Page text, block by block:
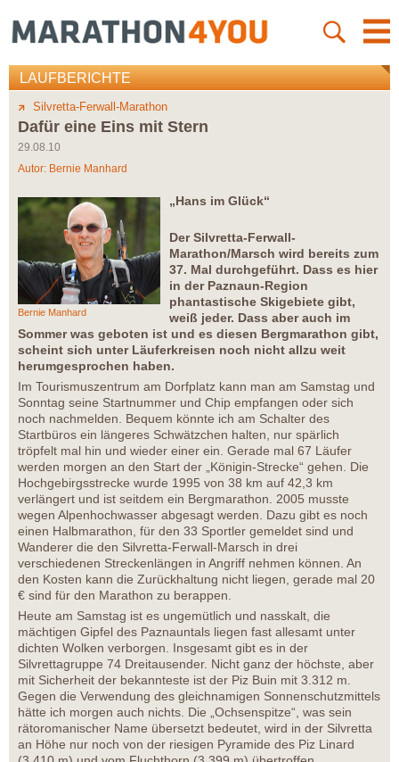
LAUFBERICHTE
Silvretta-Ferwall-Marathon
Dafür eine Eins mit Stern
29.08.10
Autor: Bernie Manhard
Bernie Manhard
„Hans im Glück“
Der Silvretta-Ferwall-
Marathon/Marsch wird bereits zum
37. Mal durchgeführt. Dass es hier
in der Paznaun-Region
phantastische Skigebiete gibt,
weiß jeder. Dass aber auch im
Sommer was geboten ist und es diesen Bergmarathon gibt,
scheint sich unter Läuferkreisen noch nicht allzu weit
herumgesprochen haben.
Im Tourismuszentrum am Dorfplatz kann man am Samstag und
Sonntag seine Startnummer und Chip empfangen oder sich
noch nachmelden. Bequem könnte ich am Schalter des
Startbüros ein längeres Schwätzchen halten, nur spärlich
tröpfelt mal hin und wieder einer ein. Gerade mal 67 Läufer
werden morgen an den Start der „Königin-Strecke“ gehen. Die
Hochgebirgsstrecke wurde 1995 von 38 km auf 42,3 km
verlängert und ist seitdem ein Bergmarathon. 2005 musste
wegen Alpenhochwasser abgesagt werden. Dazu gibt es noch
einen Halbmarathon, für den 33 Sportler gemeldet sind und
Wanderer die den Silvretta-Ferwall-Marsch in drei
verschiedenen Streckenlängen in Angriff nehmen können. An
den Kosten kann die Zurückhaltung nicht liegen, gerade mal 20
€ sind für den Marathon zu berappen.
Heute am Samstag ist es ungemütlich und nasskalt, die
mächtigen Gipfel des Paznauntals liegen fast allesamt unter
dichten Wolken verborgen. Insgesamt gibt es in der
Silvrettagruppe 74 Dreitausender. Nicht ganz der höchste, aber
mit Sicherheit der bekannteste ist der Piz Buin mit 3.312 m.
Gegen die Verwendung des gleichnamigen Sonnenschutzmittels
hätte ich morgen auch nichts. Die „Ochsenspitze“, was sein
rätoromanischer Name übersetzt bedeutet, wird in der Silvretta
an Höhe nur noch von der riesigen Pyramide des Piz Linard